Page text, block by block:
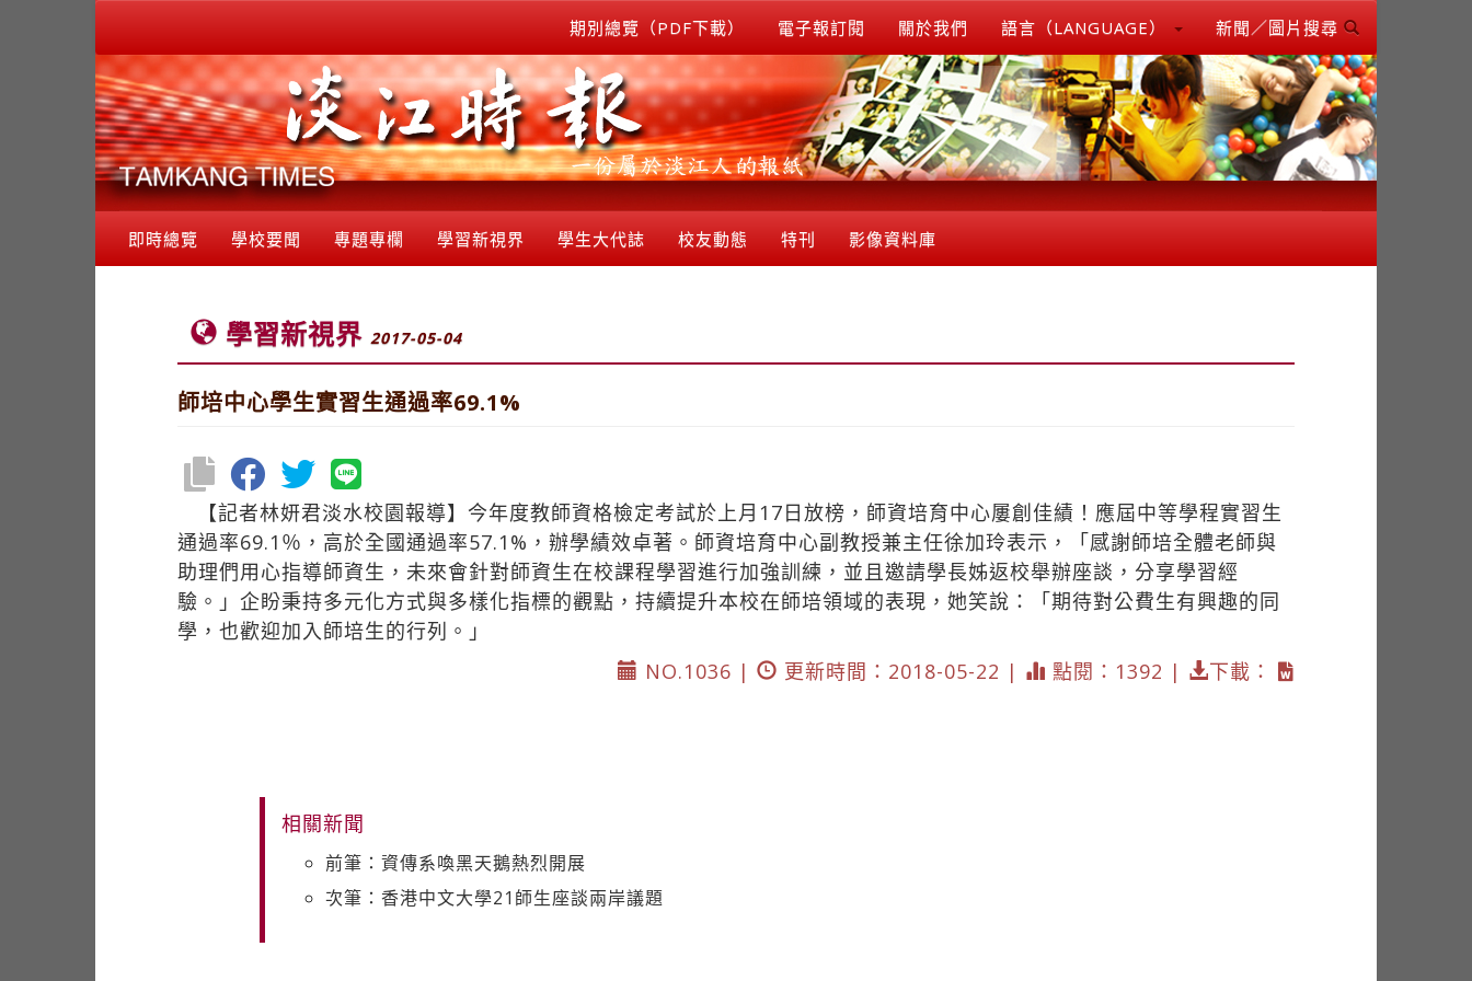
期別總覽（PDF下載） 電子報訂閱 關於我們 語言（LANGUAGE） 新聞／圖片搜尋
即時總覽 學校要聞 專題專欄 學習新視界 學生大代誌 校友動態 特刊 影像資料庫
學習新視界 2017-05-04
師培中心學生實習生通過率69.1%
【記者林妍君淡水校園報導】今年度教師資格檢定考試於上月17日放榜，師資培育中心屢創佳績！應屆中等學程實習生
通過率69.1％，高於全國通過率57.1%，辦學績效卓著。師資培育中心副教授兼主任徐加玲表示，「感謝師培全體老師與
助理們用心指導師資生，未來會針對師資生在校課程學習進行加強訓練，並且邀請學長姊返校舉辦座談，分享學習經
驗。」企盼秉持多元化方式與多樣化指標的觀點，持續提升本校在師培領域的表現，她笑說：「期待對公費生有興趣的同
學，也歡迎加入師培生的行列。」
NO.1036 |
更新時間：2018-05-22 | 點閱：1392 | 下載：
相關新聞
前筆：資傳系喚黑天鵝熱烈開展
次筆：香港中文大學21師生座談兩岸議題